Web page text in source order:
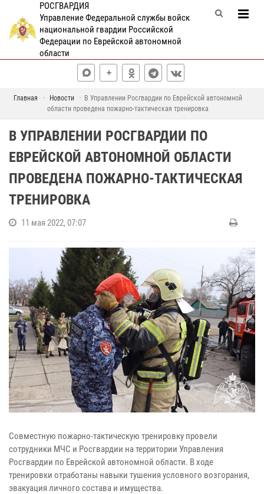
РОСГВАРДИЯ
Управление Федеральной службы войск
национальной гвардии Российской
Федерации по Еврейской автономной
области
Главная Новости
В Управлении Росгвардии по Еврейской автономной
области проведена пожарно-тактическая тренировка
В УПРАВЛЕНИИ РОСГВАРДИИ ПО
ЕВРЕЙСКОЙ АВТОНОМНОЙ ОБЛАСТИ
ПРОВЕДЕНА ПОЖАРНО-ТАКТИЧЕСКАЯ
ТРЕНИРОВКА
11 мая 2022, 07:07
Совместную пожарно-тактическую тренировку провели
сотрудники МЧС и Росгвардии на территории Управления
Росгвардии по Еврейской автономной области. В ходе
тренировки отработаны навыки тушения условного возгорания,
эвакуация личного состава и имущества.